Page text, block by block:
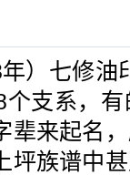
七修油
支系，
辈来起名
坪族谱中